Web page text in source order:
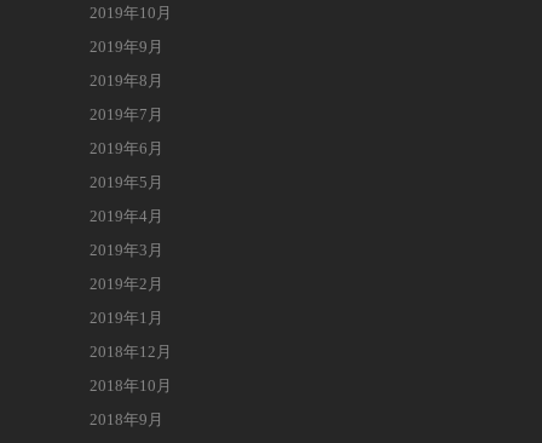
2019年10月
2019年9月
2019年8月
2019年7月
2019年6月
2019年5月
2019年4月
2019年3月
2019年2月
2019年1月
2018年12月
2018年10月
2018年9月